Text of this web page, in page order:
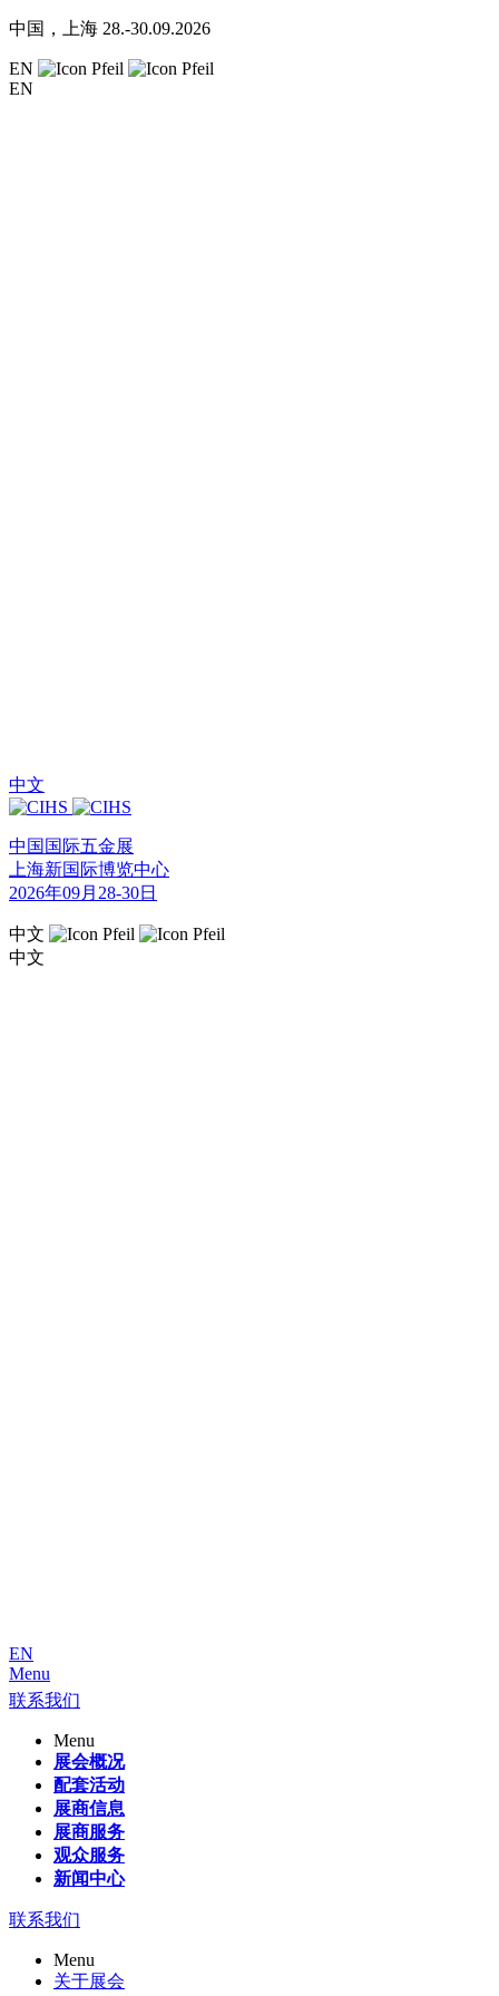
中国，上海 28.-30.09.2026
EN
EN
中文
中国国际五金展
上海新国际博览中心
2026年09月28-30日
中文
中文
EN
Menu
联系我们
Menu
展会概况
配套活动
展商信息
展商服务
观众服务
新闻中心
联系我们
Menu
关于展会